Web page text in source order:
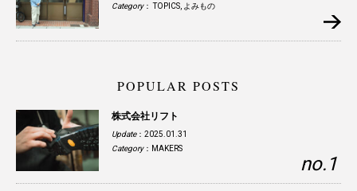
Category：TOPICS よみもの
POPULAR POSTS
株式会社リフト
Update：2025.01.31
Category： MAKERS